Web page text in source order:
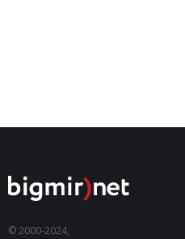
© 2000-2024,